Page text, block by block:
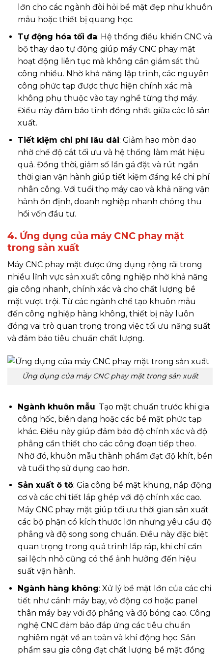
lớn cho các ngành đòi hỏi bề mặt đẹp như khuôn
mẫu hoặc thiết bị quang học.
Tự động hóa tối đa: Hệ thống điều khiển CNC và
bộ thay dao tự động giúp máy CNC phay mặt
hoạt động liên tục mà không cần giám sát thủ
công nhiều. Nhờ khả năng lập trình, các nguyên
công phức tạp được thực hiện chính xác mà
không phụ thuộc vào tay nghề từng thợ máy.
Điều này đảm bảo tính đồng nhất giữa các lô sản
xuất.
Tiết kiệm chi phí lâu dài: Giảm hao mòn dao
nhờ chế độ cắt tối ưu và hệ thống làm mát hiệu
quả. Đồng thời, giảm số lần gá đặt và rút ngắn
thời gian vận hành giúp tiết kiệm đáng kể chi phí
nhân công. Với tuổi thọ máy cao và khả năng vận
hành ổn định, doanh nghiệp nhanh chóng thu
hồi vốn đầu tư.
4. Ứng dụng của máy CNC phay mặt
trong sản xuất
Máy CNC phay mặt được ứng dụng rộng rãi trong
nhiều lĩnh vực sản xuất công nghiệp nhờ khả năng
gia công nhanh, chính xác và cho chất lượng bề
mặt vượt trội. Từ các ngành chế tạo khuôn mẫu
đến công nghiệp hàng không, thiết bị này luôn
đóng vai trò quan trọng trong việc tối ưu năng suất
và đảm bảo tiêu chuẩn chất lượng.
Ứng dụng của máy CNC phay mặt trong sản xuất
Ngành khuôn mẫu: Tạo mặt chuẩn trước khi gia
công hốc, biên dạng hoặc các bề mặt phức tạp
khác. Điều này giúp đảm bảo độ chính xác và độ
phẳng cần thiết cho các công đoạn tiếp theo.
Nhờ đó, khuôn mẫu thành phẩm đạt độ khít, bền
và tuổi thọ sử dụng cao hơn.
Sản xuất ô tô: Gia công bề mặt khung, nắp động
cơ và các chi tiết lắp ghép với độ chính xác cao.
Máy CNC phay mặt giúp tối ưu thời gian sản xuất
các bộ phận có kích thước lớn nhưng yêu cầu độ
phẳng và độ song song chuẩn. Điều này đặc biệt
quan trọng trong quá trình lắp ráp, khi chỉ cần
sai lệch nhỏ cũng có thể ảnh hưởng đến hiệu
suất vận hành.
Ngành hàng không: Xử lý bề mặt lớn của các chi
tiết như cánh máy bay, vỏ động cơ hoặc panel
thân máy bay với độ phẳng và độ bóng cao. Công
nghệ CNC đảm bảo đáp ứng các tiêu chuẩn
nghiêm ngặt về an toàn và khí động học. Sản
phẩm sau gia công đạt chất lượng bề mặt đồng